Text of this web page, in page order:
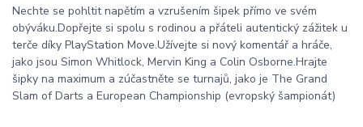
Nechte se pohltit napětím a vzrušením šipek přímo ve svém
obýváku.Dopřejte si spolu s rodinou a přáteli autentický zážitek u
terče díky PlayStation Move.Užívejte si nový komentář a hráče,
jako jsou Simon Whitlock, Mervin King a Colin Osborne.Hrajte
šipky na maximum a zúčastněte se turnajů, jako je The Grand
Slam of Darts a European Championship (evropský šampionát)